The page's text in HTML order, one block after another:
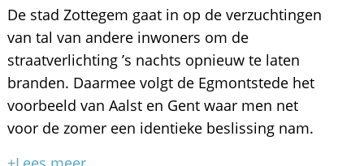
De stad Zottegem gaat in op de verzuchtingen
van tal van andere inwoners om de
straatverlichting ’s nachts opnieuw te laten
branden. Daarmee volgt de Egmontstede het
voorbeeld van Aalst en Gent waar men net
voor de zomer een identieke beslissing nam.